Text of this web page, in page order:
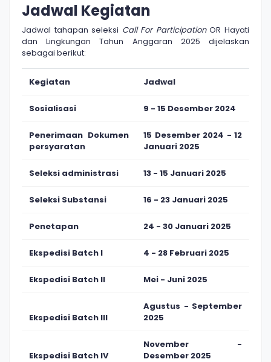
Jadwal Kegiatan
Jadwal tahapan seleksi Call For ParticipationOR Hayati
dan Lingkungan Tahun Anggaran 2025 dijelaskan
sebagai berikut:
Kegiatan Jadwal
Sosialisasi 9 - 15 Desember 2024
Penerimaan Dokumen
persyaratan
15 Desember 2024 - 12
Januari 2025
Seleksi administrasi 13 - 15 Januari 2025
Seleksi Substansi 16 - 23 Januari 2025
Penetapan 24 - 30 Januari 2025
Ekspedisi Batch I 4 - 28 Februari 2025
Ekspedisi Batch II Mei - Juni 2025
Ekspedisi Batch III
Agustus - September
2025
Ekspedisi Batch IV
November -
Desember 2025